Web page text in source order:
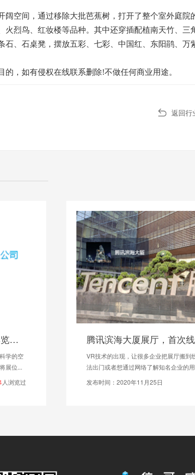
空间，通过移除大批芭蕉树，打开了整个室外庭院
烈鸟、红妆楼等品种。其中还穿插配植南天竹、三
、石桌凳，摆放五彩、七彩、中国红、东阳鹃、万
，如有侵权在线联系删除!不做任何商业用途。
返回行
2026WEPACK世界包装工业博览会展位策划
学的空
展位...
人浏览过
VR技术的出现，让很多企业把展厅搬到
法出门或者想通过网络了解知名企业的
发布时间：2020年11月25日